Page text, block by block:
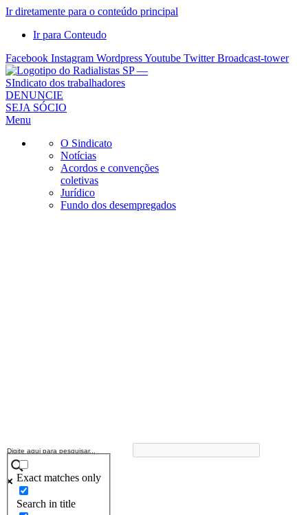
Ir diretamente para o conteúdo principal
Ir para Conteudo
Facebook Instagram WordpressYoutube Twitter Broadcast-tower
Sindicato
dos
Radialistas
Sindicato
DENUNCIE
SEJA SÓCIO
Menu
O Sindicato
Notícias
Acordos e convenções
coletivas
Jurídico
Fundo dos desempregados
Exact matches only
Search in title